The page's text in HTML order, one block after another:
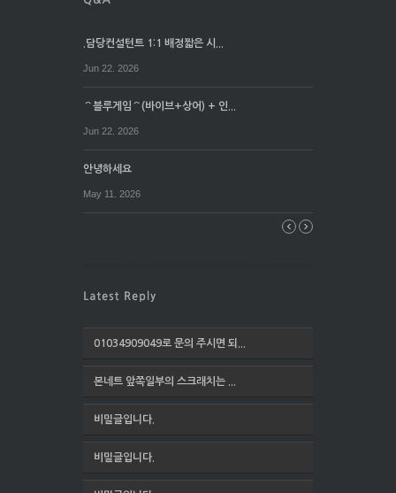
.담당컨설턴트 1:1 배정짧은 시...
Jun 22. 2026
⌒블루게임⌒(바이브+상어) + 인...
Jun 22. 2026
안녕하세요
May 11. 2026
01034909049로 문의 주시면 되...
본네트 앞쪽일부의 스크래치는 ...
비밀글입니다.
비밀글입니다.